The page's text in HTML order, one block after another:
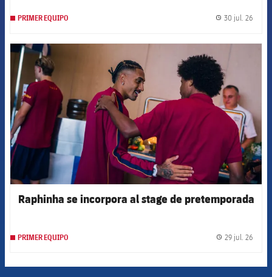
PRIMER EQUIPO 30 jul. 26
Raphinha se incorpora al stage de pretemporada
PRIMER EQUIPO 29 jul. 26